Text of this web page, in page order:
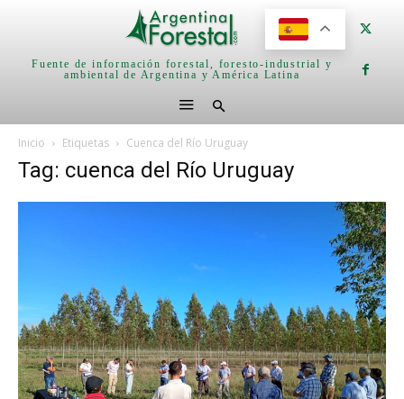
Fuente de información forestal, foresto-industrial y
ambiental de Argentina y América Latina
Inicio Etiquetas Cuenca del Río Uruguay
Tag: cuenca del Río Uruguay